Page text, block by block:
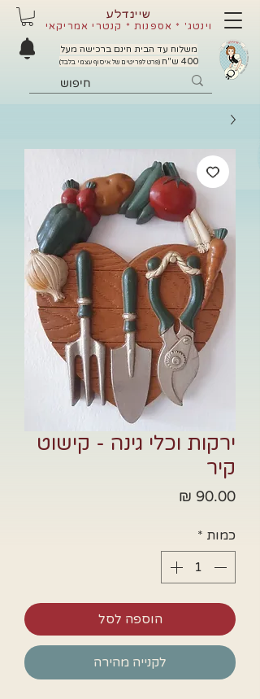
שיינדלע
וינטג' * אספנות * קנטרי אמריקאי
משלוח עד הבית חינם ברכישה מעל
400 ש"ח
(פרט לפריטים של איסוף עצמי בלבד)
ירקות וכלי גינה - קישוט
קיר
כמות *
הוספה לסל
לקנייה מהירה